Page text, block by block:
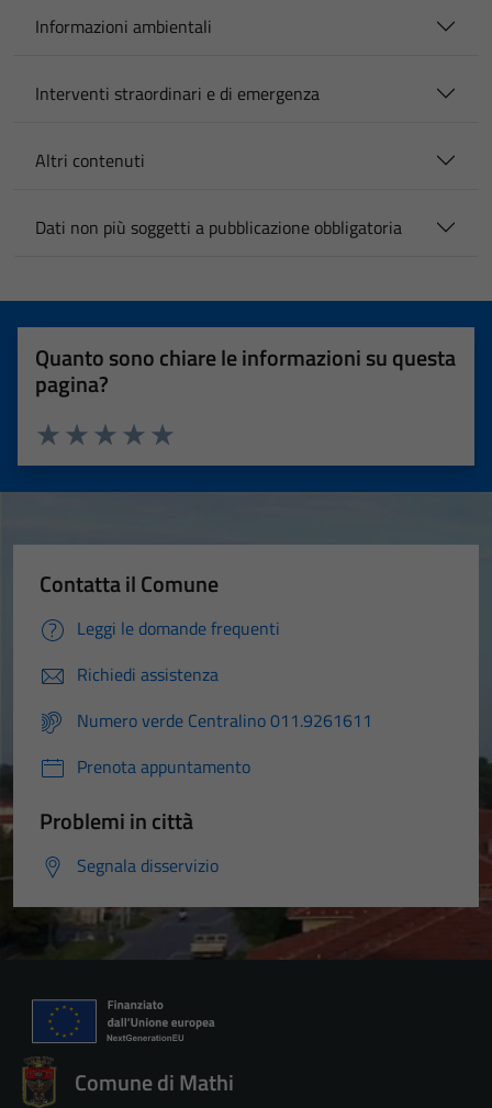
Informazioni ambientali
Interventi straordinari e di emergenza
Altri contenuti
Dati non più soggetti a pubblicazione obbligatoria
Quanto sono chiare le informazioni su questa
pagina?
Valuta 5 stelle su 5
Valuta 4 stelle su 5
Valuta 3 stelle su 5
Valuta 2 stelle su 5
Valuta 1 stelle su 5
Contatta il Comune
Leggi le domande frequenti
Richiedi assistenza
Numero verde Centralino 011.9261611
Prenota appuntamento
Problemi in città
Segnala disservizio
Comune di Mathi